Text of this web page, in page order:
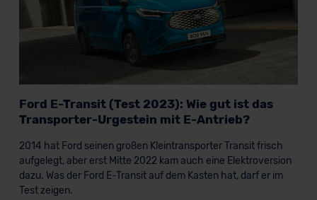
Ford Transit Custom Kastenwagen MS-RT
Ford E-Transit (Test 2023): Wie gut ist das
Transporter-Urgestein mit E-Antrieb?
2014 hat Ford seinen großen Kleintransporter Transit frisch
aufgelegt, aber erst Mitte 2022 kam auch eine Elektroversion
dazu. Was der Ford E-Transit auf dem Kasten hat, darf er im
Test zeigen.